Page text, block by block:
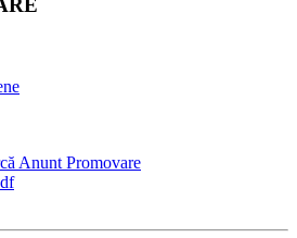
Anunt Promovare